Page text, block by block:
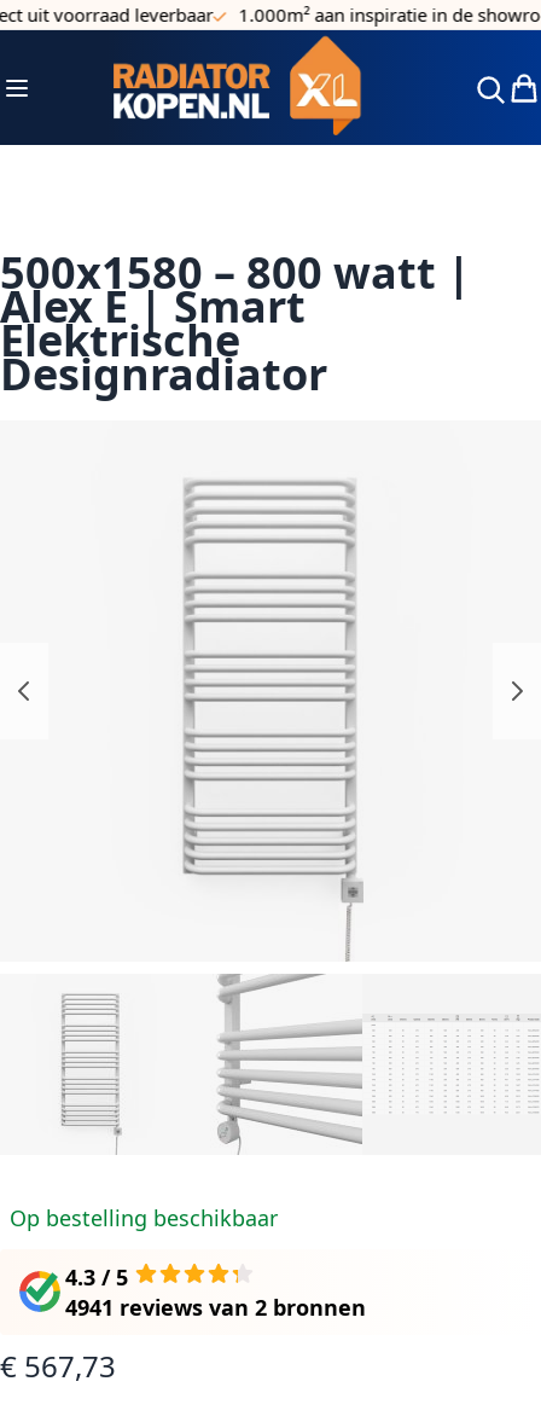
Ga naar de inhoud
uit voorraad leverbaar 1.000m² aan inspiratie in de
Toggle Nav
500x1580 – 800 watt |
Alex E | Smart
Elektrische
Designradiator
Op bestelling beschikbaar
4.3 / 5
4941 reviews van 2 bronnen
€ 567,73